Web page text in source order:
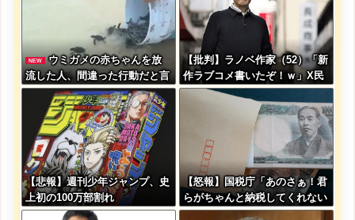
NEW
ウミガメの赤ちゃんを放
流した人、間違った行動だと言
われてしまう
【批判】ラノベ作家（52）「新
作ラブコメ書いたぞ！ｗ」X民
「いい歳こいてラブコメ（笑）
恥ずかしくないの？」←やめた
【悲報】週刊少年ジャンプ、史
上初の100万部割れ
【怒報】国税庁「あのさぁ！君
らがちゃんと納税してくれない
とこうなっちゃうけどどうす